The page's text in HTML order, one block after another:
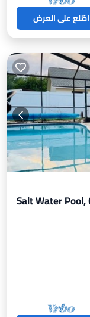
اطّلع على العرض
Salt Water